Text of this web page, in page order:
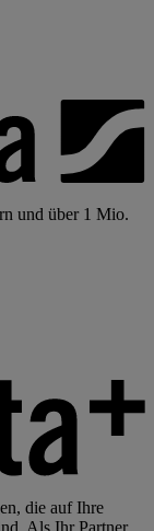
und über 1 Mio.
die auf Ihre
Als Ihr Partner